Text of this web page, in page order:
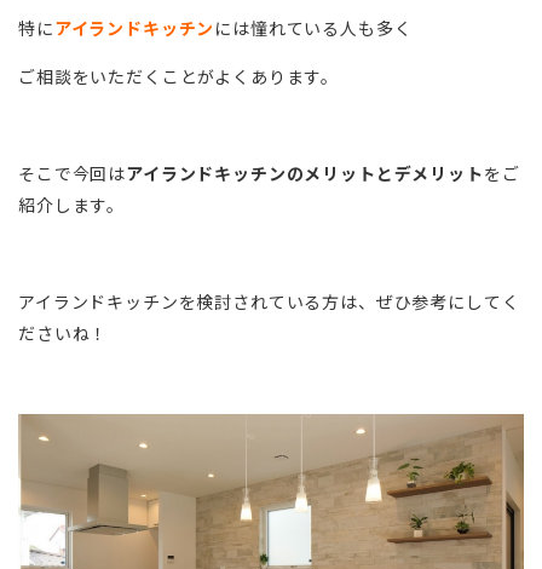
特にアイランドキッチン には憧れている人も多く
ご相談をいただくことがよくあります。
そこで今回はアイランドキッチンのメリットとデメリットをご
紹介します。
アイランドキッチンを検討されている方は、ぜひ参考にしてく
ださいね！